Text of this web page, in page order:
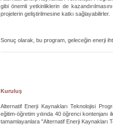
gibi önemli yetkinliklerin de
projelerin geliştirilmesine katkı sağlayabilirler.
Sonuç olarak, bu program, geleceğin enerji
Kuruluş
Alternatif Enerji Kaynakları Teknolojisi
eğitim-öğretim yılında 40 öğrenci kontenjanı
tamamlayanlara "Alternatif Enerji Kaynakları